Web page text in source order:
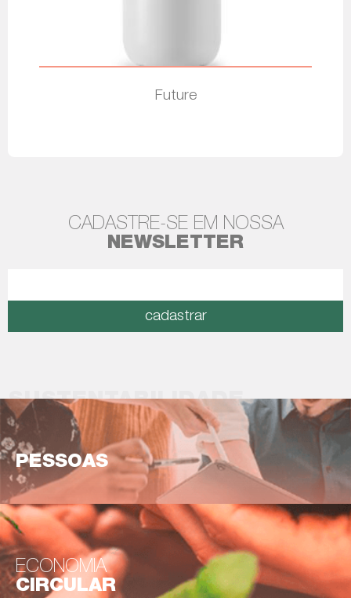
Future
CADASTRE-SE EM NOSSA
NEWSLETTER
cadastrar
SUSTENTABILIDADE
PESSOAS
ECONOMIA
CIRCULAR